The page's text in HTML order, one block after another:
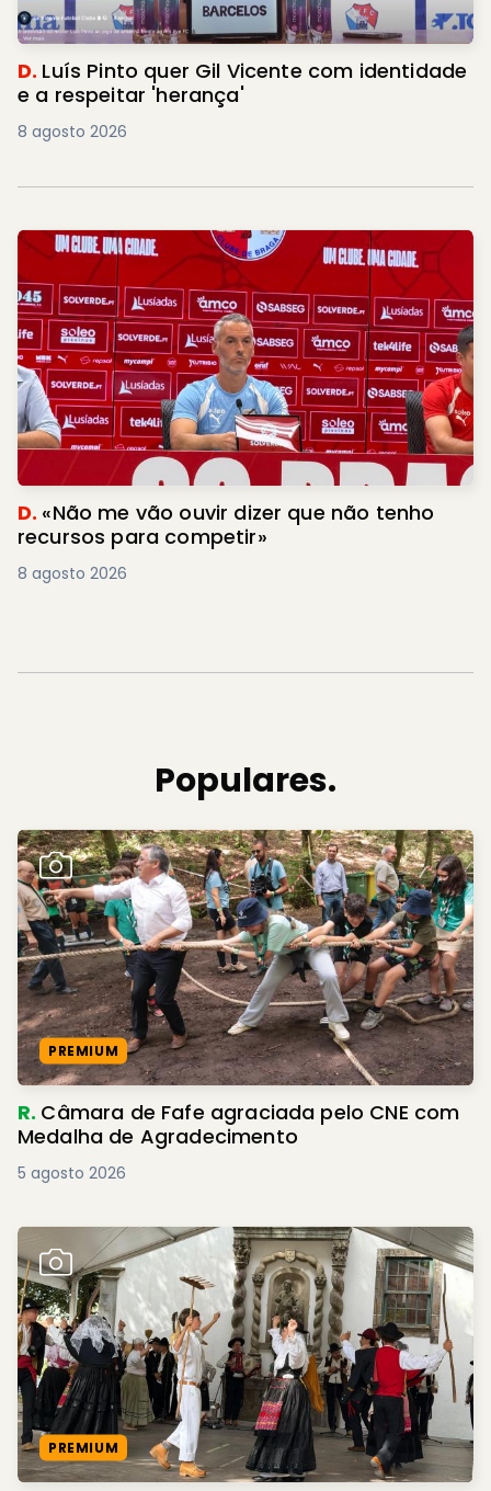
D. Luís Pinto quer Gil Vicente com identidade
e a respeitar 'herança'
8 agosto 2026
D. «Não me vão ouvir dizer que não tenho
recursos para competir»
8 agosto 2026
Populares.
PREMIUM
R. Câmara de Fafe agraciada pelo CNE com
Medalha de Agradecimento
5 agosto 2026
PREMIUM